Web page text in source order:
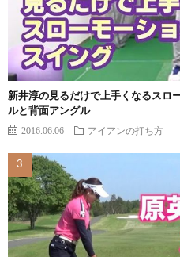
新井淳の見るだけで上手くなるスロ
ルと背面アングル
2016.06.06 アイアンの打ち方